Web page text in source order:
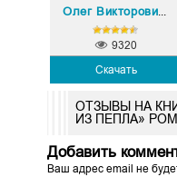
Скачать
9320
ОТЗЫВЫ НА
ИЗ ПЕПЛА»
Добавить
Ваш адрес email не